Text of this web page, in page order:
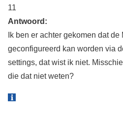
11
Antwoord:
Ik ben er achter gekomen dat
geconfigureerd kan worden via
settings, dat wist ik niet.
die dat niet weten?